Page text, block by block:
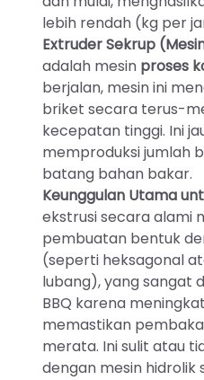
lebih rendah (kg per
Extruder Sekrup
adalah mesin proses
berjalan, mesin ini
briket secara terus-
kecepatan tinggi. Ini
memproduksi jumlah
batang bahan bakar.
Keunggulan Utama
ekstrusi secara alami
pembuatan bentuk
(seperti heksagonal
lubang), yang sangat
BBQ karena
memastikan
merata. Ini sulit atau
dengan mesin hidrolik